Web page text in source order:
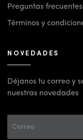
Preguntas frecuentes
Términos y
NOVEDADES
Déjanos tu correo y
nuestras novedades